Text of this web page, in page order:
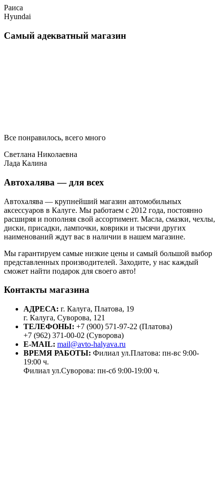
Раиса
Hyundai
Самый адекватный магазин
Все понравилось, всего много
Светлана Николаевна
Лада Калина
Автохалява — для всех
Автохалява — крупнейший магазин автомобильных
аксессуаров в Калуге. Мы работаем с 2012 года, постоянно
расширяя и пополняя свой ассортимент. Масла, смазки, чехлы,
диски, присадки, лампочки, коврики и тысячи других
наименований ждут вас в наличии в нашем магазине.
Мы гарантируем самые низкие цены и самый большой выбор
представленных производителей. Заходите, у нас каждый
сможет найти подарок для своего авто!
Контакты магазина
АДРЕСА: г. Калуга, Платова, 19
г. Калуга, Суворова, 121
ТЕЛЕФОНЫ: +7 (900) 571-97-22 (Платова)
+7 (962) 371-00-02 (Суворова)
E-MAIL: mail@avto-halyava.ru
ВРЕМЯ РАБОТЫ: Филиал ул.Платова: пн-вс 9:00-
19:00 ч.
Филиал ул.Суворова: пн-сб 9:00-19:00 ч.